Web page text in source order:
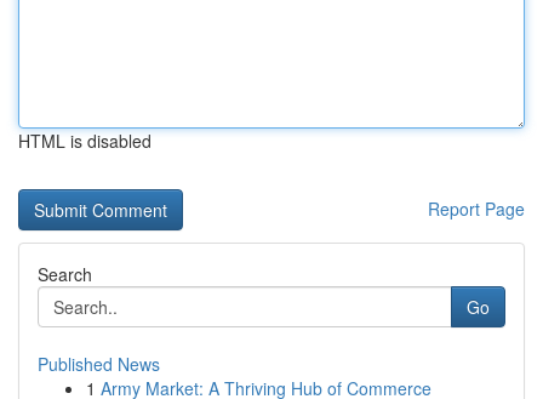
HTML is disabled
Report Page
Search
Go
Published News
1 Army Market: A Thriving Hub of Commerce